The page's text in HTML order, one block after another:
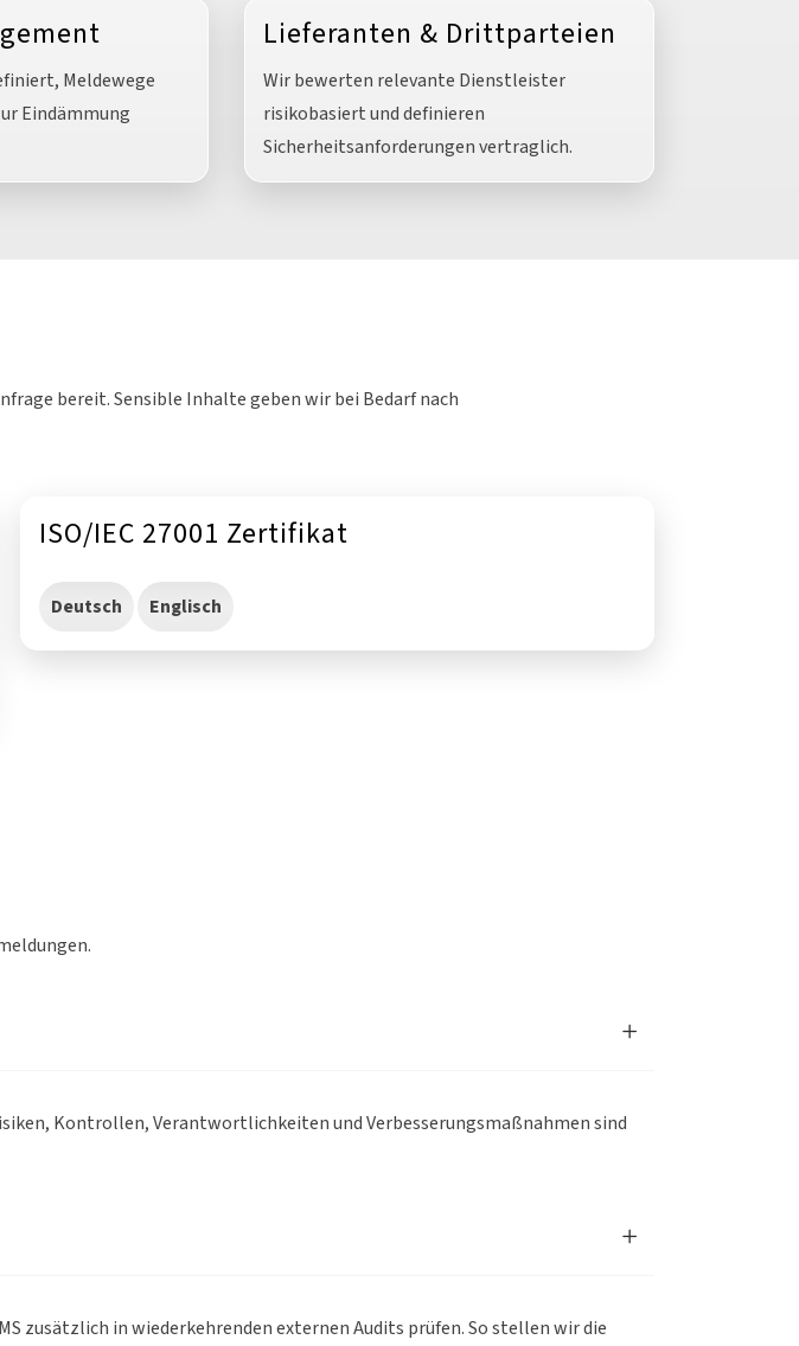
Meldewege
Eindämmung
Lieferanten & Drittparteien
Wir bewerten relevante Dienstleister
risikobasiert und definieren
Sicherheitsanforderungen vertraglich.
bereit. Sensible Inhalte geben wir bei Bedarf nach
ISO/IEC 27001 Zertifikat
Deutsch Englisch
Kontrollen, Verantwortlichkeiten und Verbesserungsmaßnahmen sind
zusätzlich in wiederkehrenden externen Audits prüfen. So stellen wir die